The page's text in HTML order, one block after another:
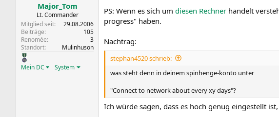
Major_Tom
Lt. Commander
Mitglied seit
29.08.2006
Beiträge
105
Renomée
3
Standort
Mulinhuson
Mein DC System
PS: Wenn es sich um diesen Rechner handelt
progress" haben.
Nachtrag:
stephan4520 schrieb:
was steht denn in deinem spinhenge-konto unter
"Connect to network about every xy days"?
Ich würde sagen, dass es hoch genug eingestellt